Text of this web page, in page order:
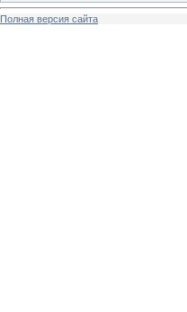
Полная версия сайта